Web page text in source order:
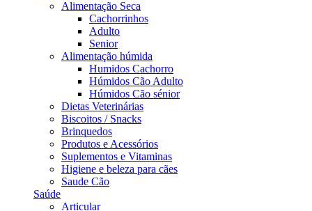
Alimentação Seca
Cachorrinhos
Adulto
Senior
Alimentação húmida
Humidos Cachorro
Húmidos Cão Adulto
Húmidos Cão sénior
Dietas Veterinárias
Biscoitos / Snacks
Brinquedos
Produtos e Acessórios
Suplementos e Vitaminas
Higiene e beleza para cães
Saude Cão
Saúde
Articular